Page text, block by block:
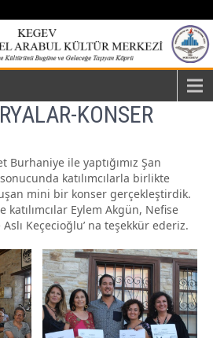
KONSER
Burhaniye ile yaptığımız Şan
katılımcılarla birlikte
mini bir konser gerçekleştirdik.
katılımcılar Eylem Akgün, Nefise
Keçecioğlu’ na teşekkür ederiz.